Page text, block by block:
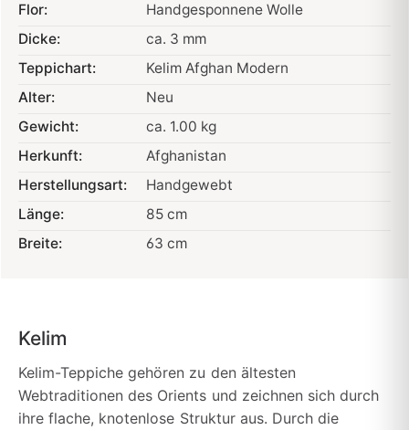
Flor:
Handgesponnene Wolle
Dicke:
ca. 3 mm
Teppichart:
Kelim Afghan Modern
Alter:
Neu
Gewicht:
ca. 1.00 kg
Herkunft:
Afghanistan
Herstellungsart:
Handgewebt
Länge:
85 cm
Breite:
63 cm
Kelim
Kelim-Teppiche gehören zu den ältesten
Webtraditionen des Orients und zeichnen sich durch
ihre flache, knotenlose Struktur aus. Durch die